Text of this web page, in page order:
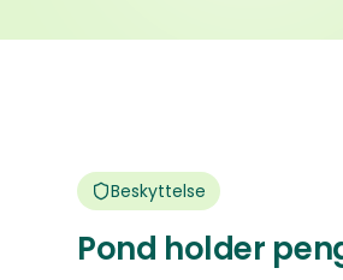
Beskyttelse
Pond holder